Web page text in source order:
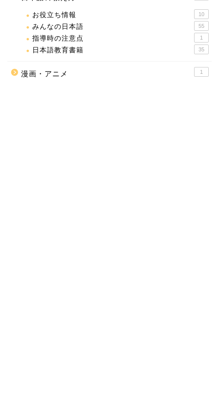
お役立ち情報 10
みんなの日本語 55
指導時の注意点 1
日本語教育書籍 35
漫画・アニメ 1